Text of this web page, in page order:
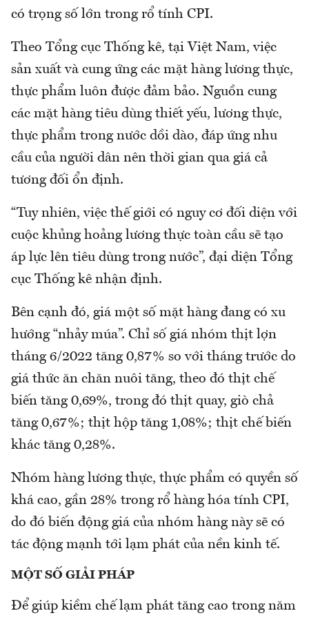
có trọng số lớn trong rổ tính CPI.
Theo Tổng cục Thống kê, tại Việt Nam, việc
sản xuất và cung ứng các mặt hàng lương thực,
thực phẩm luôn được đảm bảo. Nguồn cung
các mặt hàng tiêu dùng thiết yếu, lương thực,
thực phẩm trong nước dồi dào, đáp ứng nhu
cầu của người dân nên thời gian qua giá cả
tương đối ổn định.
“Tuy nhiên, việc thế giới có nguy cơ đối diện với
cuộc khủng hoảng lương thực toàn cầu sẽ tạo
áp lực lên tiêu dùng trong nước”, đại diện Tổng
cục Thống kê nhận định.
Bên cạnh đó, giá một số mặt hàng đang có xu
hướng “nhảy múa”. Chỉ số giá nhóm thịt lợn
tháng 6/2022 tăng 0,87% so với tháng trước do
giá thức ăn chăn nuôi tăng, theo đó thịt chế
biến tăng 0,69%, trong đó thịt quay, giò chả
tăng 0,67%; thịt hộp tăng 1,08%; thịt chế biến
khác tăng 0,28%.
Nhóm hàng lương thực, thực phẩm có quyền số
khá cao, gần 28% trong rổ hàng hóa tính CPI,
do đó biến động giá của nhóm hàng này sẽ có
tác động mạnh tới lạm phát của nền kinh tế.
MỘT SỐ GIẢI PHÁP
Để giúp kiềm chế lạm phát tăng cao trong năm